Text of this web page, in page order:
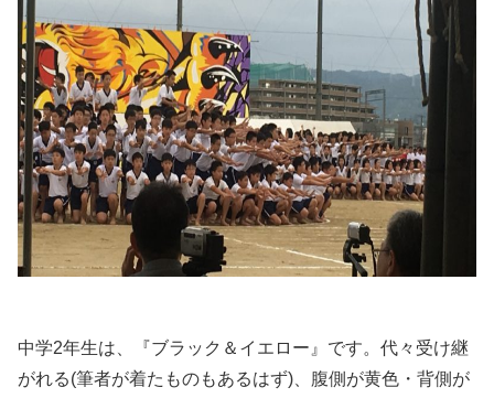
中学2年生は、『ブラック＆イエロー』です。代々受け継
がれる(筆者が着たものもあるはず)、腹側が黄色・背側が